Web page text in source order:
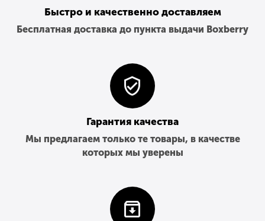
Быстро и качественно доставляем
Бесплатная доставка до пункта выдачи Boxberry
Гарантия качества
Мы предлагаем только те товары, в качестве
которых мы уверены